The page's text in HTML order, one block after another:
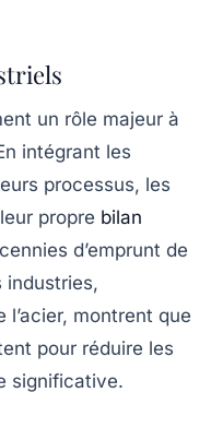
un rôle majeur à
intégrant les
processus, les
propre bilan
d’emprunt de
industries,
montrent que
pour réduire les
significative.